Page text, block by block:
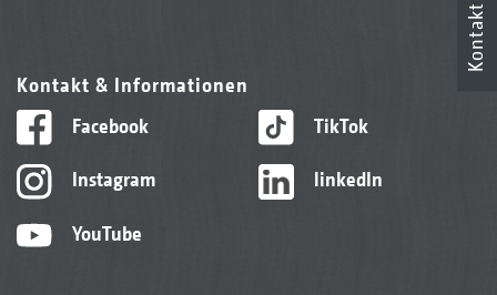
Kontakt & Informationen
Facebook
Instagram
YouTube
TikTok
linkedIn
Kontakt